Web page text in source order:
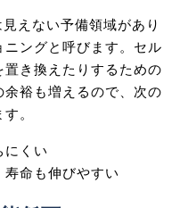
えない予備領域があり
ングと呼びます。セル
き換えたりするための
裕も増えるので、次の
。
にくい
命も伸びやすい